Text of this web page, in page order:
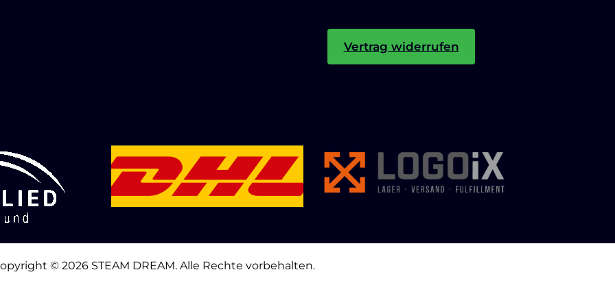
Vertrag widerrufen
© 2026 STEAM DREAM. Alle Rechte vorbehalten.